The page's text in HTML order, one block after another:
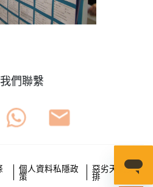
們聯繫
個人資料私隱政
策
惡劣天氣安
排